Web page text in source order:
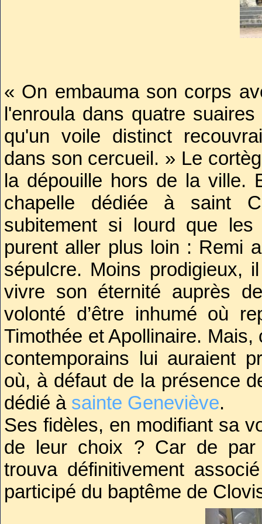
« On embauma son corps
l'enroula dans quatre
qu'un voile distinct
dans son cercueil. » Le
la dépouille hors de la ville.
chapelle dédiée à saint
subitement si lourd que
purent aller plus loin : Remi
sépulcre. Moins prodigieux,
vivre son éternité auprès
volonté d’être inhumé où
Timothée et Apollinaire.
contemporains lui auraient
où, à défaut de la présence
dédié à sainte Geneviève.
Ses fidèles, en modifiant sa
de leur choix ? Car de par
trouva définitivement
participé du baptême de
incroyable, quatre-vingt-
l’honorable prélat s’éteignit